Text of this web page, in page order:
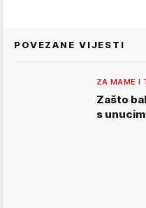
POVEZANE VIJESTI
ZA MAME I
Zašto
s